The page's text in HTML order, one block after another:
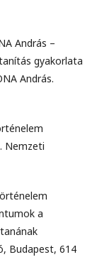
András –
gyakorlata
András.
Nemzeti
a
Budapest, 614